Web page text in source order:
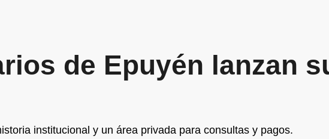
de Epuyén lanzan
institucional y un área privada para consultas y pagos.